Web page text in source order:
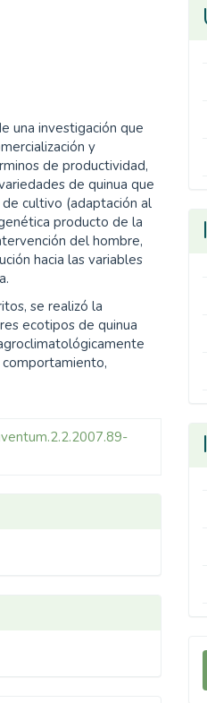
una investigación que
y
de productividad,
de quinua que
cultivo (adaptación al
producto de la
del hombre,
hacia las variables
se realizó la
ecotipos de quinua